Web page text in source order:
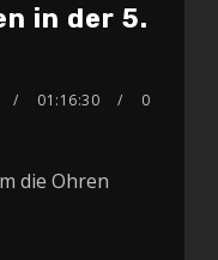
in der 5.
01:16:30
0
die Ohren